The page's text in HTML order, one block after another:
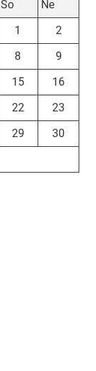
So
Ne
1
2
8
9
15
16
22
23
29
30